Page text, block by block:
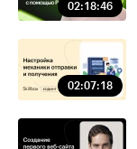
02:18:46
02:07:18